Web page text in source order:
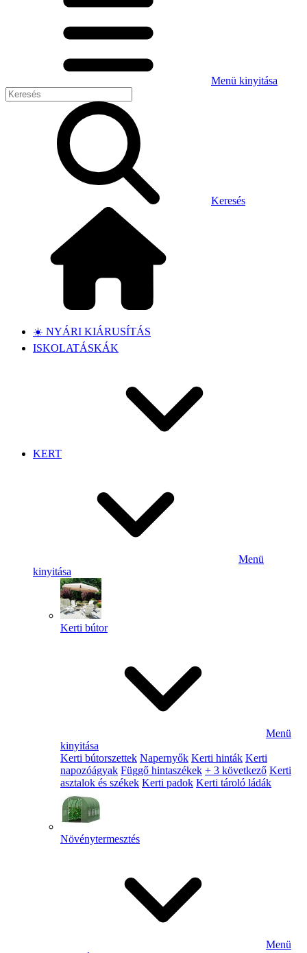
Menü kinyitása
Keresés
☀️ NYÁRI KIÁRUSÍTÁS
ISKOLATÁSKÁK
KERT
Menü
kinyitása
Kerti bútor
Menü
kinyitása
Kerti bútorszettek Napernyők Kerti hinták Kerti
napozóágyak Függő hintaszékek + 3 következő Kerti
asztalok és székek Kerti padok Kerti tároló ládák
Növénytermesztés
Menü